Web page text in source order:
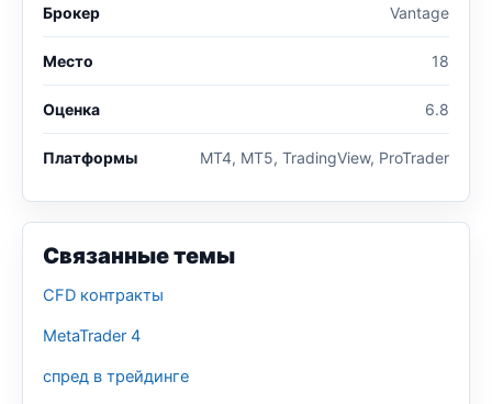
Брокер Vantage
Место 18
Оценка 6.8
Платформы MT4, MT5, TradingView, ProTrader
Связанные темы
CFD контракты
MetaTrader 4
спред в трейдинге